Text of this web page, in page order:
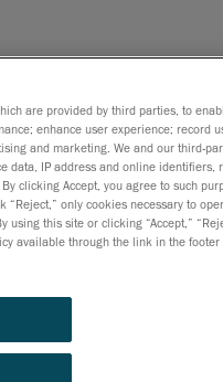
スペリ
|
そのままに、新たな認証と
押し上げ、ユーザーの品質
プへつなげる
are provided by third parties, to
enhance user experience; record
and marketing. We and our third-
data, IP address and online identifiers,
clicking Accept, you agree to such
“Reject,” only cookies necessary to
this site or clicking “Accept,”
available through the link in the footer